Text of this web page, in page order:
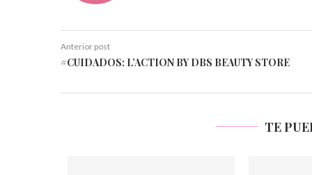
Anterior post
#CUIDADOS: L’ACTION BY DBS BEAUTY STORE
TE